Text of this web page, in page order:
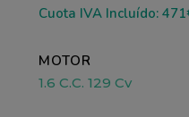
Cuota IVA Incluído:
MOTOR
1.6 C.C. 129 Cv